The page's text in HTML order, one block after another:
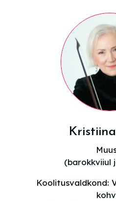
(barokkviiul
Koolitusvaldkond: